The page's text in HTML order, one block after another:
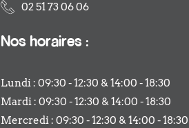
02 51 73 06 06
Nos horaires :
Lundi : 09:30 - 12:30 & 14:00 - 18:30
Mardi : 09:30 - 12:30 & 14:00 - 18:30
Mercredi : 09:30 - 12:30 & 14:00 - 18:30